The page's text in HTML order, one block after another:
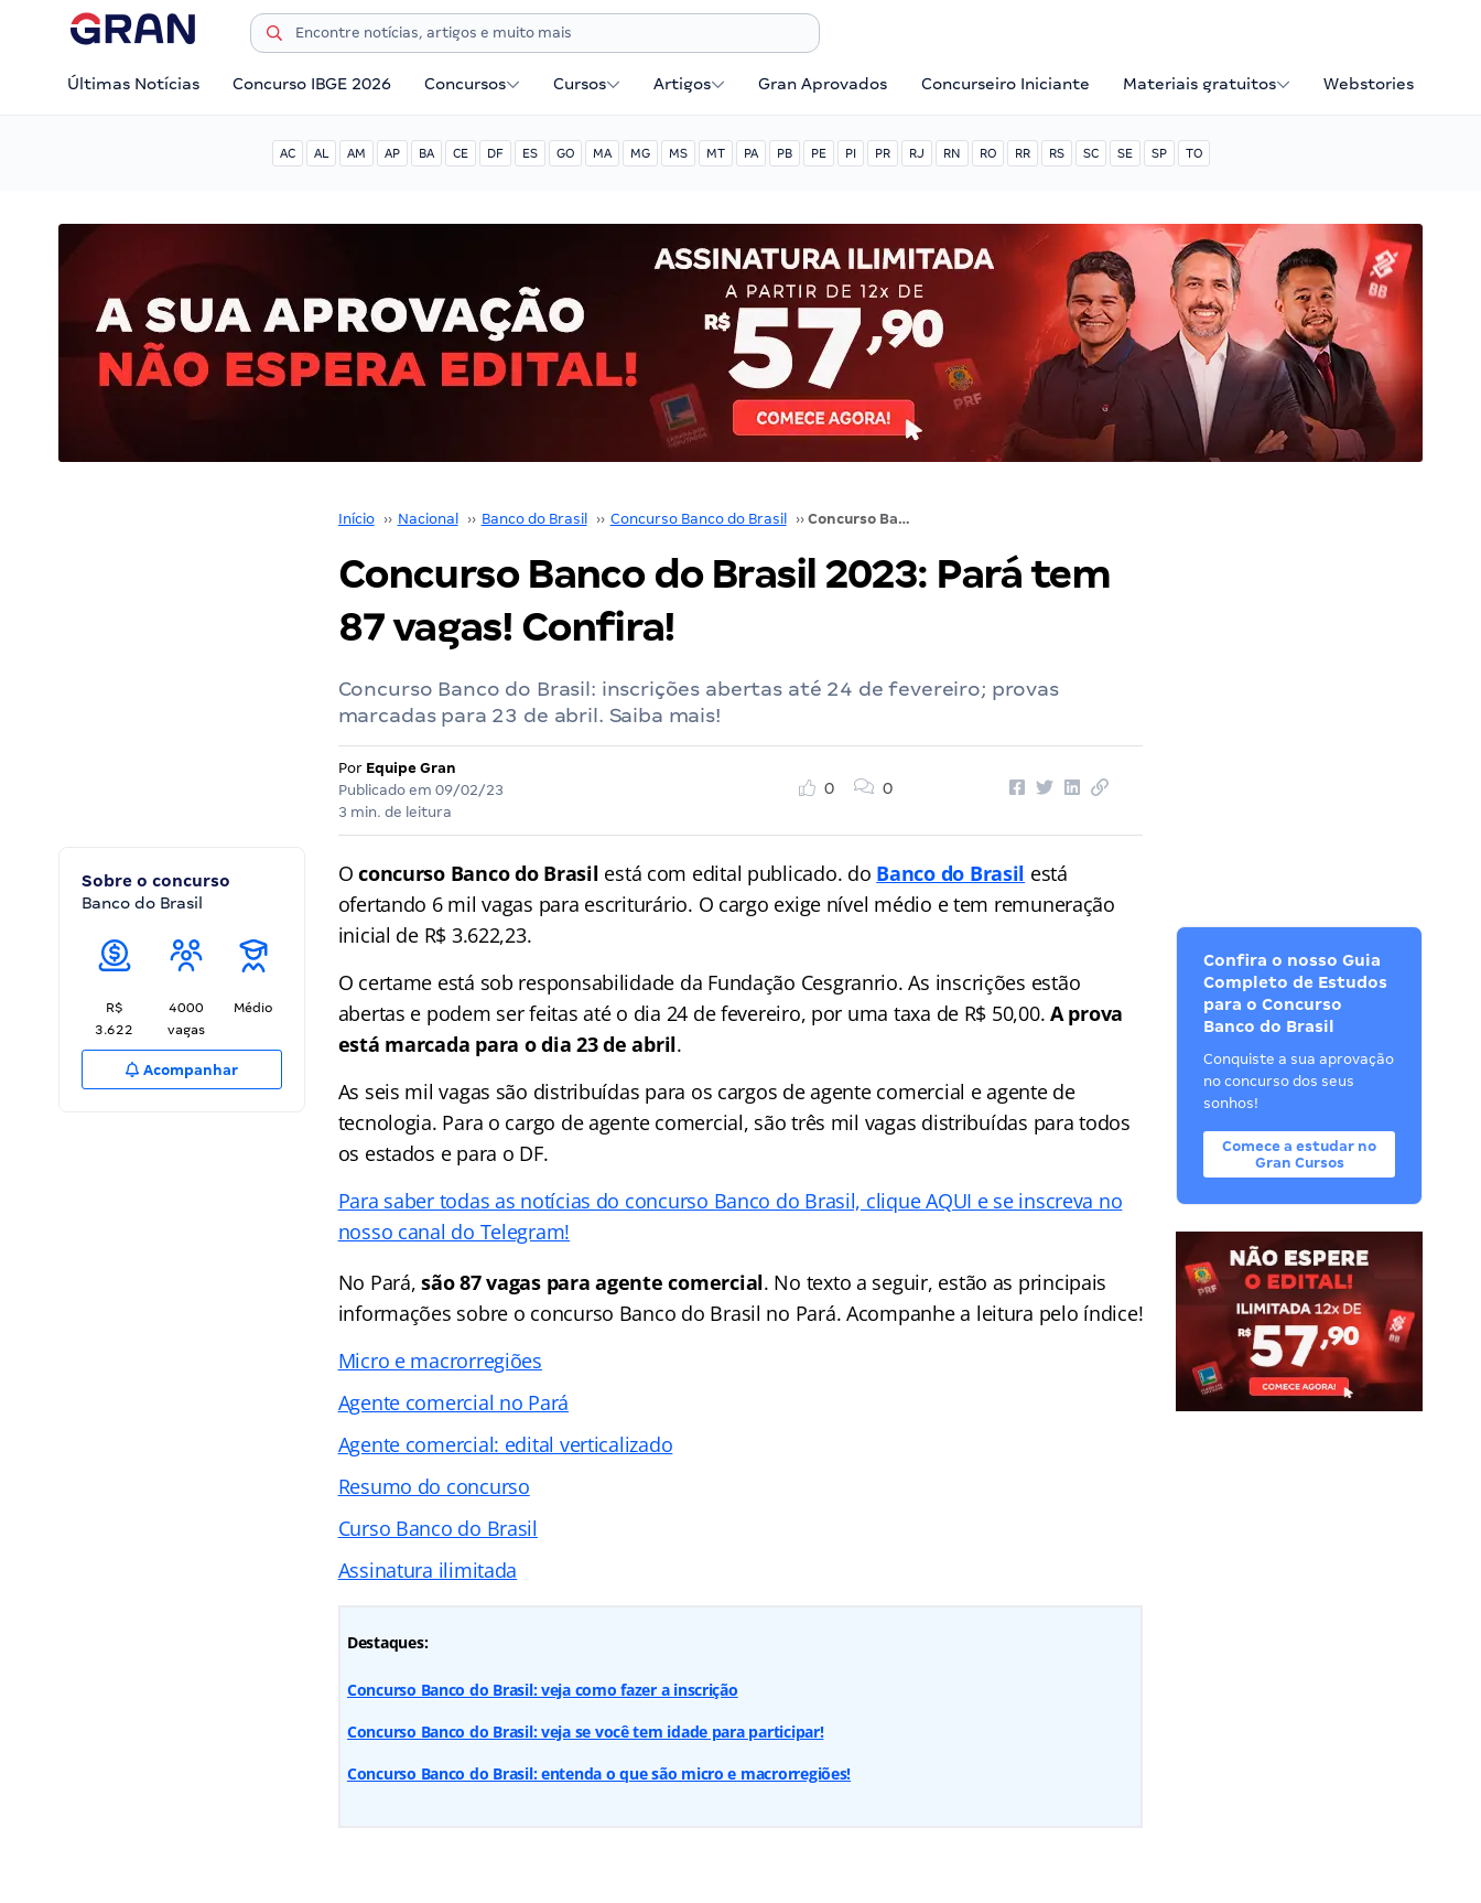
Últimas Notícias Concurso IBGE 2026 Concursos Cursos Artigos Gran Aprovados Concurseiro Iniciante Materiais gratuitos Webstories
AC AL AM AP BA CE DF ES GO MA MG MS MT PA PB PE PI PR RJ RN RO RR RS SC SE SP TO
Início ›› Nacional ›› Banco do Brasil ›› Concurso Banco do Brasil ›› Concurso Banco do Brasil 2023: Pará tem 87 vagas! Confira!
Concurso Banco do Brasil 2023: Pará tem
87 vagas! Confira!
Concurso Banco do Brasil: inscrições abertas até 24 de fevereiro; provas
marcadas para 23 de abril. Saiba mais!
Por Equipe Gran
Publicado em 09/02/23
3 min. de leitura
0 0
Sobre o concurso
Banco do Brasil
R$
3.622
4000
vagas
Médio
Acompanhar
Oconcurso Banco do Brasil está com edital publicado. do Banco do Brasil está
ofertando 6 mil vagas para escriturário. O cargo exige nível médio e tem remuneração
inicial de R$ 3.622,23.
O certame está sob responsabilidade da Fundação Cesgranrio. As inscrições estão
abertas e podem ser feitas até o dia 24 de fevereiro, por uma taxa de R$ 50,00. A prova
está marcada para o dia 23 de abril.
As seis mil vagas são distribuídas para os cargos de agente comercial e agente de
tecnologia. Para o cargo de agente comercial, são três mil vagas distribuídas para todos
os estados e para o DF.
Para saber todas as notícias do concurso Banco do Brasil, clique AQUI e se inscreva no
nosso canal do Telegram!
No Pará, são 87 vagas para agente comercial. No texto a seguir, estão as principais
informações sobre o concurso Banco do Brasil no Pará. Acompanhe a leitura pelo índice!
Micro e macrorregiões
Agente comercial no Pará
Agente comercial: edital verticalizado
Resumo do concurso
Curso Banco do Brasil
Assinatura ilimitada
Destaques:
Concurso Banco do Brasil: veja como fazer a inscrição
Concurso Banco do Brasil: veja se você tem idade para participar!
Concurso Banco do Brasil: entenda o que são micro e macrorregiões!
Confira o nosso Guia
Completo de Estudos
para o Concurso
Banco do Brasil
Conquiste a sua aprovação
no concurso dos seus
sonhos!
Comece a estudar no
Gran Cursos